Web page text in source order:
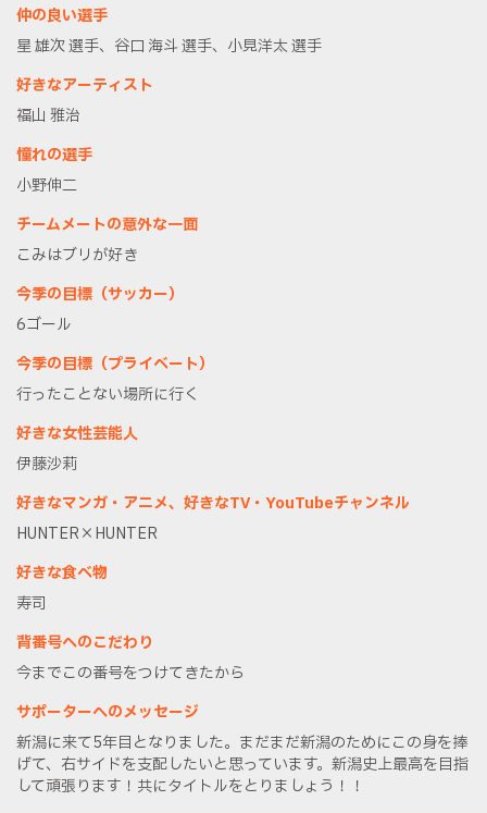
仲の良い選手
星 雄次 選手、谷口 海斗 選手、小見洋太 選手
好きなアーティスト
福山 雅治
憧れの選手
小野伸二
チームメートの意外な一面
こみはブリが好き
今季の目標（サッカー）
6ゴール
今季の目標（プライベート）
行ったことない場所に行く
好きな女性芸能人
伊藤沙莉
好きなマンガ・アニメ、好きなTV・YouTubeチャンネル
HUNTER×HUNTER
好きな食べ物
寿司
背番号へのこだわり
今までこの番号をつけてきたから
サポーターへのメッセージ
新潟に来て5年目となりました。まだまだ新潟のためにこの身を捧
げて、右サイドを支配したいと思っています。新潟史上最高を目指
して頑張ります！共にタイトルをとりましょう！！